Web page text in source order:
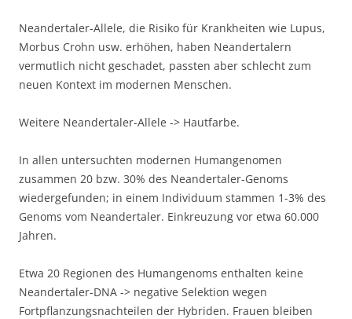
Neandertaler-Allele, die Risiko für Krankheiten wie Lupus,
Morbus Crohn usw. erhöhen, haben Neandertalern
vermutlich nicht geschadet, passten aber schlecht zum
neuen Kontext im modernen Menschen.
Weitere Neandertaler-Allele -> Hautfarbe.
In allen untersuchten modernen Humangenomen
zusammen 20 bzw. 30% des Neandertaler-Genoms
wiedergefunden; in einem Individuum stammen 1-3% des
Genoms vom Neandertaler. Einkreuzung vor etwa 60.000
Jahren.
Etwa 20 Regionen des Humangenoms enthalten keine
Neandertaler-DNA -> negative Selektion wegen
Fortpflanzungsnachteilen der Hybriden. Frauen bleiben